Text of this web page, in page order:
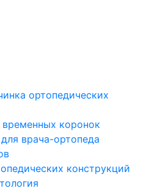
ортопедических
временных коронок
врача-ортопеда
конструкций